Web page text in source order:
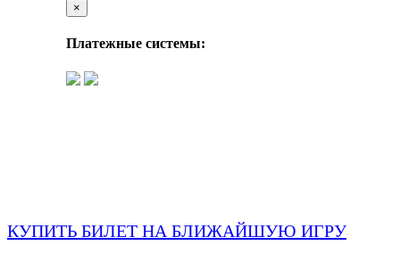
×
Платежные системы:
КУПИТЬ БИЛЕТ НА БЛИЖАЙШУЮ ИГРУ